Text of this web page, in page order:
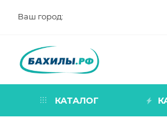
Ваш город:
КАТАЛОГ